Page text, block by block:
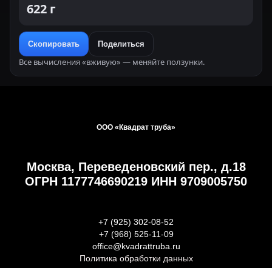
622 г
Скопировать Поделиться
Все вычисления «вживую» — меняйте ползунки.
ООО «Квадрат труба»
Москва, Переведеновский пер., д.18
ОГРН 1177746690219 ИНН 9709005750
+7 (925) 302-08-52
+7 (968) 525-11-09
office@kvadrattruba.ru
Политика обработки данных